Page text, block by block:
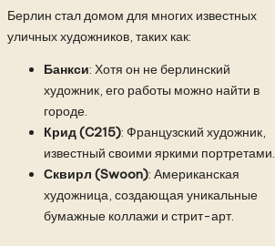
Берлин стал домом для многих известных
уличных художников, таких как:
Банкси: Хотя он не берлинский
художник, его работы можно найти в
городе.
Крид (C215): Французский художник,
известный своими яркими портретами.
Сквирл (Swoon): Американская
художница, создающая уникальные
бумажные коллажи и стрит-арт.